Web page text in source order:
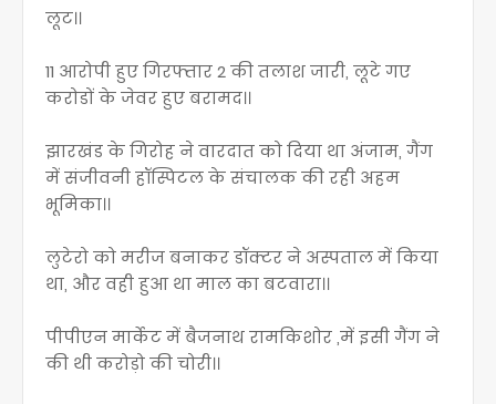
लूट।।
11 आरोपी हुए गिरफ्तार 2 की तलाश जारी, लूटे गए
करोडों के जेवर हुए बरामद।।
झारखंड के गिरोह ने वारदात को दिया था अंजाम, गैंग
में संजीवनी हॉस्पिटल के संचालक की रही अहम
भूमिका।।
लुटेरो को मरीज बनाकर डॉक्टर ने अस्पताल में किया
था, और वही हुआ था माल का बटवारा।।
पीपीएन मार्केट में बैजनाथ रामकिशोर ,में इसी गैंग ने
की थी करोड़ो की चोरी।।